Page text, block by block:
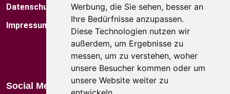
Werbung, die Sie sehen, besser an
Ihre Bedürfnisse anzupassen.
Diese Technologien nutzen wir
außerdem, um Ergebnisse zu
messen, um zu verstehen, woher
unsere Besucher kommen oder um
unsere Website weiter zu
Datenschutz
Impressum
Standorte
Blog
Kataloge
Social Media